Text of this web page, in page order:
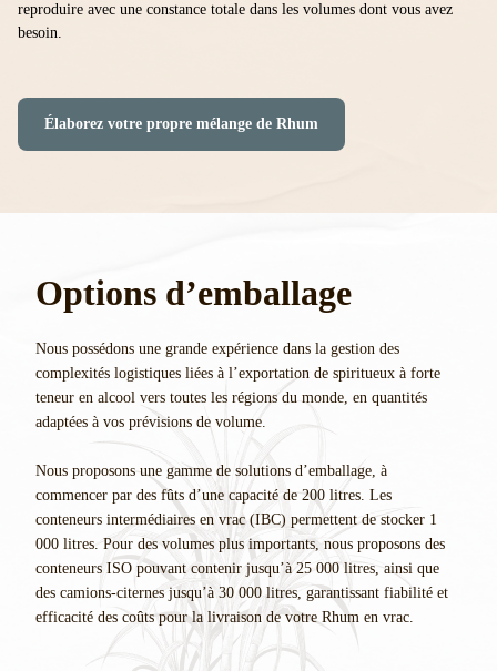
reproduire avec une constance totale dans les volumes dont vous avez
besoin.
Élaborez votre propre mélange de Rhum
Options d’emballage
Nous possédons une grande expérience dans la gestion des
complexités logistiques liées à l’exportation de spiritueux à forte
teneur en alcool vers toutes les régions du monde, en quantités
adaptées à vos prévisions de volume.
Nous proposons une gamme de solutions d’emballage, à
commencer par des fûts d’une capacité de 200 litres. Les
conteneurs intermédiaires en vrac (IBC) permettent de stocker 1
000 litres. Pour des volumes plus importants, nous proposons des
conteneurs ISO pouvant contenir jusqu’à 25 000 litres, ainsi que
des camions-citernes jusqu’à 30 000 litres, garantissant fiabilité et
efficacité des coûts pour la livraison de votre Rhum en vrac.